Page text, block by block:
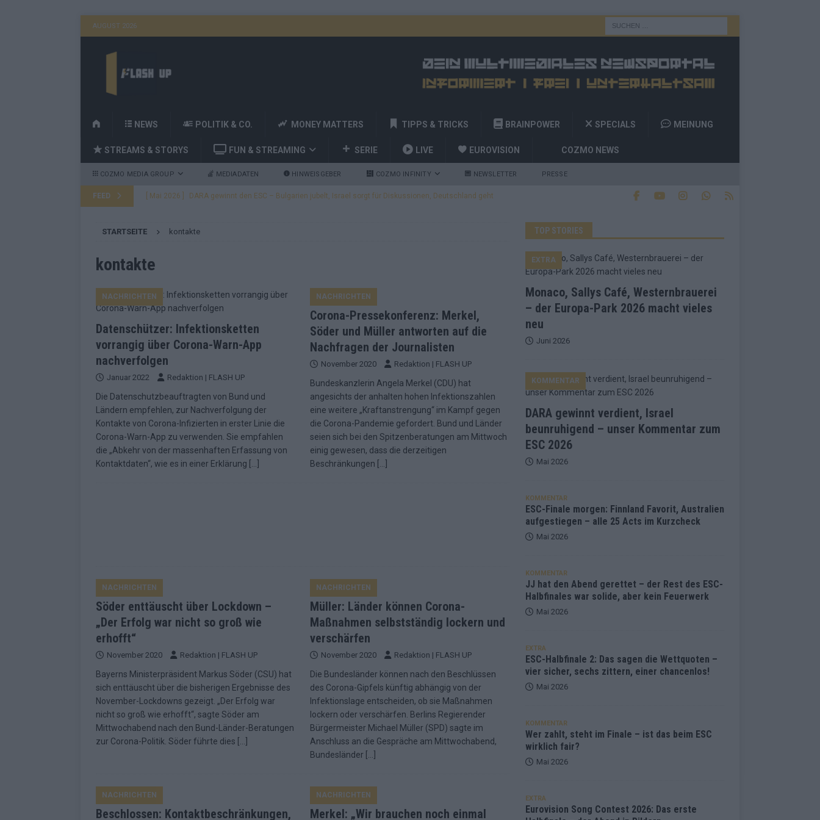
AUGUST 2026
H
M
E
NEWS POLITIK & CO. MONEY MATTERS TIPPS & TRICKS BRAINPOWER SPECIALS MEINUNG
STREAMS & STORYS FUN & STREAMING SERIE LIVE EUROVISION COZMO NEWS
COZMO MEDIA GROUP MEDIADATEN HINWEISGEBER COZMO INFINITY NEWSLETTER PRESSE
FEED [ Mai 2026 ] DARA gewinnt den ESC – Bulgarien jubelt, Israel sorgt für Diskussionen, Deutschland geht
[ Mai 2026 ] JJ, Lordi, Verka Serduchka und Billy Joel – das ESC-Finale wird eine Party
[ Mai 2026 ] ESC-Finale morgen: Finnland Favorit, Australien aufgestiegen – alle 25 Acts im Kurzcheck
[ Mai 2026 ] „Douze Points“ – wie eine Zahl zur Ikone wurde: 70 Jahre ESC-Wertungsgeschichte!
EUROVISION
[ Mai 2026 ] Das ESC-Finale ist komplett – 26 Länder wollen den Sieg in Wien EUROVISION
JJ hat den Abend gerettet – der Rest des ESC-Halbfinales war solide, aber kein Feuerwerk
KOMMENTAR
[ Mai 2026 ] ESC-Halbfinale 2: Das sagen die Wettquoten – vier sicher, sechs zittern, einer chancenlos!
EXTRA
STARTSEITE kontakte
kontakte
NACHRICHTEN
Datenschützer: Infektionsketten
vorrangig über Corona-Warn-App
nachverfolgen
Januar 2022 Redaktion | FLASH UP
Die Datenschutzbeauftragten von Bund und
Ländern empfehlen, zur Nachverfolgung der
Kontakte von Corona-Infizierten in erster Linie die
Corona-Warn-App zu verwenden. Sie empfahlen
die „Abkehr von der massenhaften Erfassung von
Kontaktdaten“, wie es in einer Erklärung
NACHRICHTEN
Corona-Pressekonferenz: Merkel,
Söder und Müller antworten auf die
Nachfragen der Journalisten
November 2020 Redaktion | FLASH UP
Bundeskanzlerin Angela Merkel (CDU) hat
angesichts der anhalten hohen Infektionszahlen
eine weitere „Kraftanstrengung“ im Kampf gegen
die Corona-Pandemie gefordert. Bund und Länder
seien sich bei den Spitzenberatungen am Mittwoch
einig gewesen, dass die derzeitigen
Beschränkungen
NACHRICHTEN
Söder enttäuscht über Lockdown –
„Der Erfolg war nicht so groß wie
erhofft“
November 2020 Redaktion | FLASH UP
Bayerns Ministerpräsident Markus Söder (CSU) hat
sich enttäuscht über die bisherigen Ergebnisse des
November-Lockdowns gezeigt. „Der Erfolg war
nicht so groß wie erhofft“, sagte Söder am
Mittwochabend nach den Bund-Länder-Beratungen
zur Corona-Politik. Söder führte dies
NACHRICHTEN
Müller: Länder können Corona-
Maßnahmen selbstständig lockern und
verschärfen
November 2020 Redaktion | FLASH UP
Die Bundesländer können nach den Beschlüssen
des Corona-Gipfels künftig abhängig von der
Infektionslage entscheiden, ob sie Maßnahmen
lockern oder verschärfen. Berlins Regierender
Bürgermeister Michael Müller (SPD) sagte im
Anschluss an die Gespräche am Mittwochabend,
Bundesländer
NACHRICHTEN
Beschlossen: Kontaktbeschränkungen,
NACHRICHTEN
Merkel: „Wir brauchen noch einmal
TOP STORIES
Monaco, Sallys Café, Westernbrauerei
– der Europa-Park 2026 macht vieles
neu
EXTRA
Juni 2026
DARA gewinnt verdient, Israel
beunruhigend – unser Kommentar zum
ESC 2026
KOMMENTAR
Mai 2026
KOMMENTAR
ESC-Finale morgen: Finnland Favorit, Australien
aufgestiegen – alle 25 Acts im Kurzcheck
Mai 2026
KOMMENTAR
JJ hat den Abend gerettet – der Rest des ESC-
Halbfinales war solide, aber kein Feuerwerk
Mai 2026
EXTRA
ESC-Halbfinale 2: Das sagen die Wettquoten –
vier sicher, sechs zittern, einer chancenlos!
Mai 2026
KOMMENTAR
Wer zahlt, steht im Finale – ist das beim ESC
wirklich fair?
Mai 2026
EXTRA
Eurovision Song Contest 2026: Das erste